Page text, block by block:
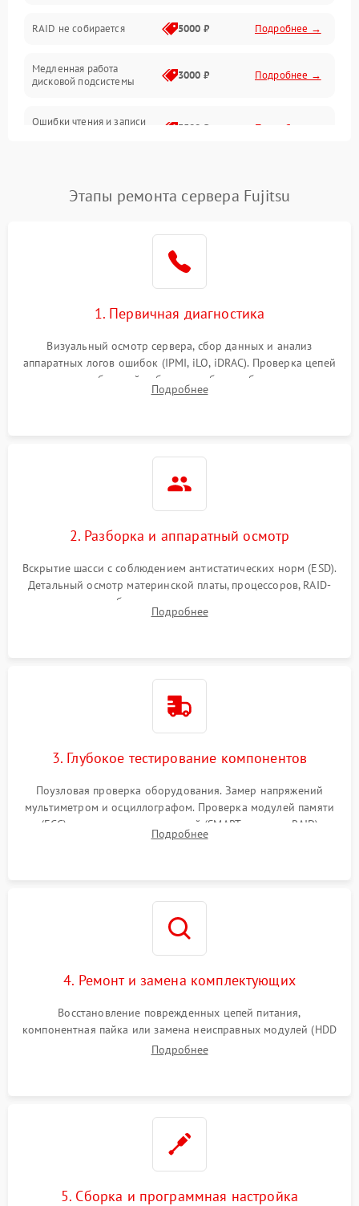
Контроллеры и интерфейсы
Виртуализация и сервисы
Программные сбои
Влага и внешные воздействия
RAID не собирается 5000 ₽ Подробнее →
Медленная работа
дисковой подсистемы
3000 ₽ Подробнее →
Ошибки чтения и записи
3500 ₽ Подробнее →
Этапы ремонта сервера Fujitsu
1. Первичная диагностика
Визуальный осмотр сервера, сбор данных и анализ
аппаратных логов ошибок (IPMI, iLO, iDRAC). Проверка цепей
питания и базовой работоспособности без вскрытия
корпуса для быстрой локализации сбоя.
Подробнее
2. Разборка и аппаратный осмотр
Вскрытие шасси с соблюдением антистатических норм (ESD).
Детальный осмотр материнской платы, процессоров, RAID-
контроллеров и блоков питания на наличие термических
повреждений, прогаров или окислений.
Подробнее
3. Глубокое тестирование компонентов
Поузловая проверка оборудования. Замер напряжений
мультиметром и осциллографом. Проверка модулей памяти
(ECC) и состояния накопителей (SMART, массивы RAID)
специализированными диагностическими утилитами.
Подробнее
4. Ремонт и замена комплектующих
Восстановление поврежденных цепей питания,
компонентная пайка или замена неисправных модулей (HDD
Подробнее
5. Сборка и программная настройка